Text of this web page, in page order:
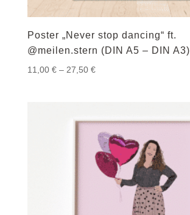
Poster „Never stop dancing“ ft.
@meilen.stern (DIN A5 – DIN A3)
11,00 € – 27,50 €Preisspanne: